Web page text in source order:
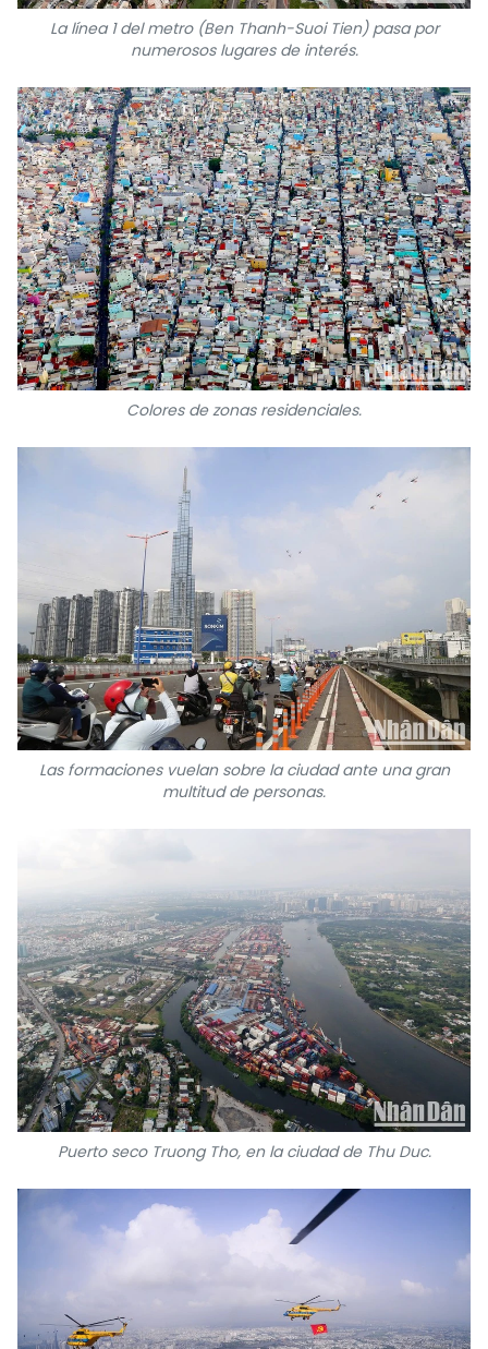
La línea 1 del metro (Ben Thanh-Suoi Tien) pasa por
numerosos lugares de interés.
Colores de zonas residenciales.
Las formaciones vuelan sobre la ciudad ante una gran
multitud de personas.
Puerto seco Truong Tho, en la ciudad de Thu Duc.